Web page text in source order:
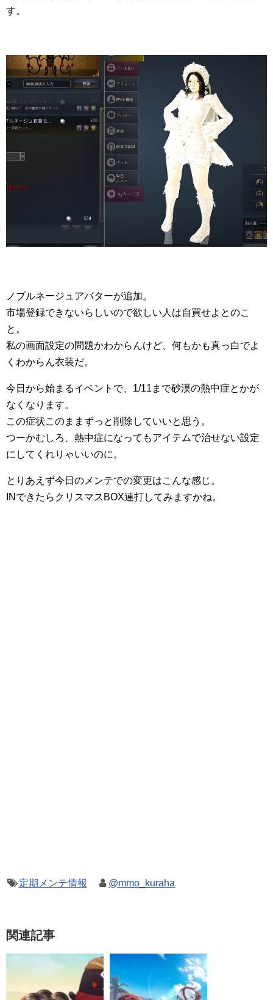
す。
ノブルネージュアバターが追加。
市場登録できないらしいので欲しい人は自買せよとのこ
と。
私の画面設定の問題かわからんけど、何もかも真っ白でよ
くわからん衣装だ。
今日から始まるイベントで、1/11まで砂漠の熱中症とかが
なくなります。
この症状このままずっと削除していいと思う。
つーかむしろ、熱中症になってもアイテムで治せない設定
にしてくれりゃいいのに。
とりあえず今日のメンテでの変更はこんな感じ。
INできたらクリスマスBOX連打してみますかね。
定期メンテ情報 @mmo_kuraha
関連記事